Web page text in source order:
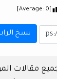
[Average:
0
]
نسخ
مقالات